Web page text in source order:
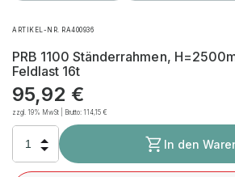
ARTIKEL-NR. RA400936
PRB 1100 Ständerrahmen,
Feldlast 16t
95,92 €
zzgl. 19% MwSt | Brutto:114,15€
In den